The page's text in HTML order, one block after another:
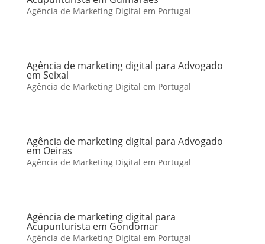
Agência de Marketing Digital em Portugal
Agência de marketing digital para Advogado
em Seixal
Agência de Marketing Digital em Portugal
Agência de marketing digital para Advogado
em Oeiras
Agência de Marketing Digital em Portugal
Agência de marketing digital para
Acupunturista em Gondomar
Agência de Marketing Digital em Portugal